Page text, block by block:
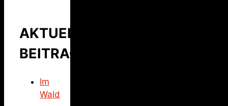
AKTUELLER
BEITRAG
Im
Wald